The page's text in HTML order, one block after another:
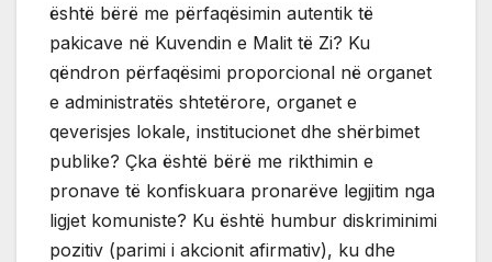
është bërë me përfaqësimin autentik të
pakicave në Kuvendin e Malit të Zi? Ku
qëndron përfaqësimi proporcional në organet
e administratës shtetërore, organet e
qeverisjes lokale, institucionet dhe shërbimet
publike? Çka është bërë me rikthimin e
pronave të konfiskuara pronarëve legjitim nga
ligjet komuniste? Ku është humbur diskriminimi
pozitiv (parimi i akcionit afirmativ), ku dhe